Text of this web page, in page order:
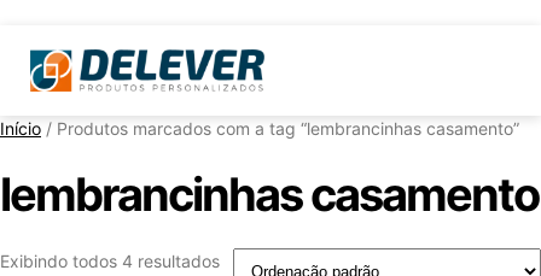
Início / Produtos marcados com a tag “lembrancinhas casamento”
lembrancinhas casamento
Exibindo todos 4 resultados